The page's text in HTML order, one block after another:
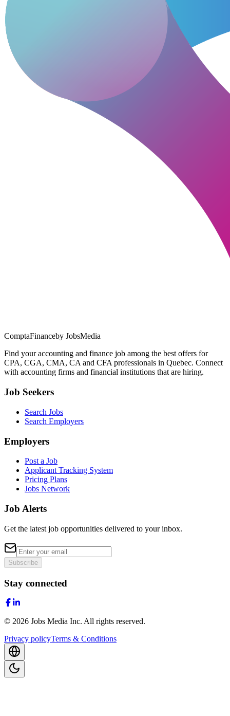
ComptaFinanceby JobsMedia
Find your accounting and finance job among the best offers for
CPA, CGA, CMA, CA and CFA professionals in Quebec. Connect
with accounting firms and financial institutions that are hiring.
Job Seekers
Search Jobs
Search Employers
Employers
Post a Job
Applicant Tracking System
Pricing Plans
Jobs Network
Job Alerts
Get the latest job opportunities delivered to your inbox.
Subscribe
Stay connected
© 2026 Jobs Media Inc. All rights reserved.
Privacy policyTerms & Conditions